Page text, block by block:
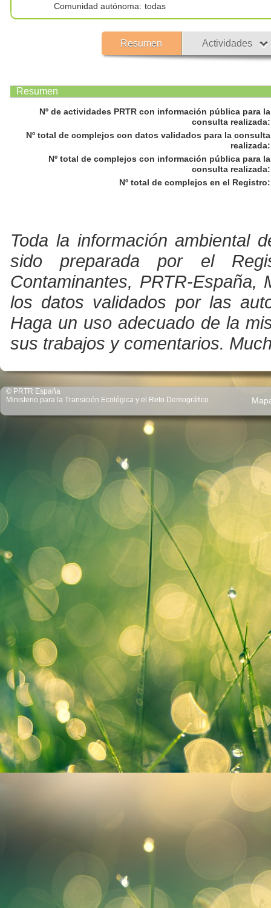
emisiones del Reglamento E - PRTR
y de las autorizaciones ambientales
integradas.
Los datos publicados respecto al
todas las
emisiones por encima de cero
Comunidad autónoma: todas
Resumen Actividades
Resumen
Nº de actividades PRTR con información pública para la
consulta realizada:
Nº total de complejos con datos validados para la consulta
realizada:
Nº total de complejos con información pública para la
consulta realizada:
Nº total de complejos en el Registro:
Toda la información ambiental
sido preparada por el
Contaminantes, PRTR-España,
los datos validados por las
Haga un uso adecuado de la
sus trabajos y comentarios.
© PRTR España
Ministerio para la Transición Ecológica y el Reto Demográfico